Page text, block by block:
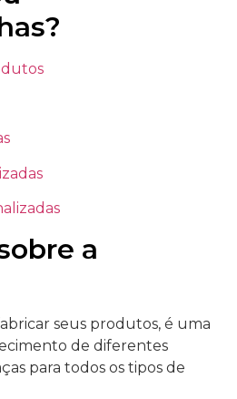
a
seus produtos, é uma
de diferentes
para todos os tipos de